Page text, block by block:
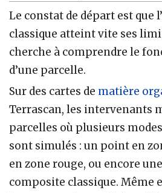
Le constat de départ est que
classique atteint vite ses
cherche à comprendre le
d’une parcelle.
Sur des cartes de matière
Terrascan, les intervenants
parcelles où plusieurs
sont simulés : un point en
en zone rouge, ou encore
composite classique. Même